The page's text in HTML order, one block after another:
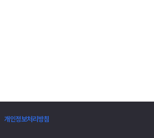
개인정보처리방침